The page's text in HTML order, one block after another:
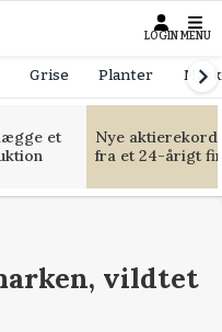
LOGIN MENU
Grise Planter
et
Nye
fra et 24-årigt
vildtet